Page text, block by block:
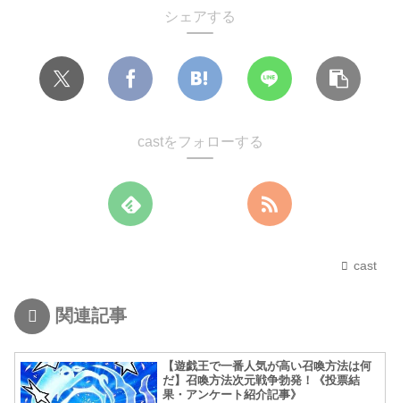
シェアする
castをフォローする
cast
関連記事
【遊戯王で一番人気が高い召喚方法は何
だ】召喚方法次元戦争勃発！《投票結
果・アンケート紹介記事》